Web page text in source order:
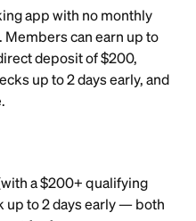
app with no monthly
Members can earn up to
deposit of $200,
up to 2 days early, and
a $200+ qualifying
up to 2 days early — both